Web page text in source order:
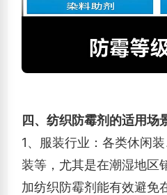
四、纺织防霉剂的适用场
1、 服装行业：各类休闲
装等，尤其是在潮湿地区
加纺织防霉剂能有效避免